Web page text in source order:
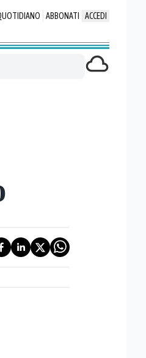
ABBONATI ACCEDI